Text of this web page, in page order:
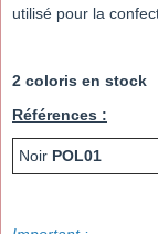
utilisé pour la
2 coloris en stock
Références :
Noir POL01